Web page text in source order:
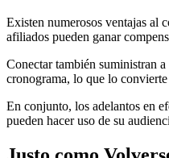
Existen numerosos ventajas al
afiliados pueden ganar
Conectar también suministran
cronograma, lo que lo
En conjunto, los adelantos en
pueden hacer uso de su